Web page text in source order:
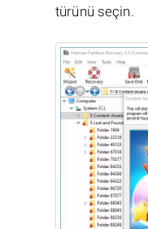
türünü seçin.